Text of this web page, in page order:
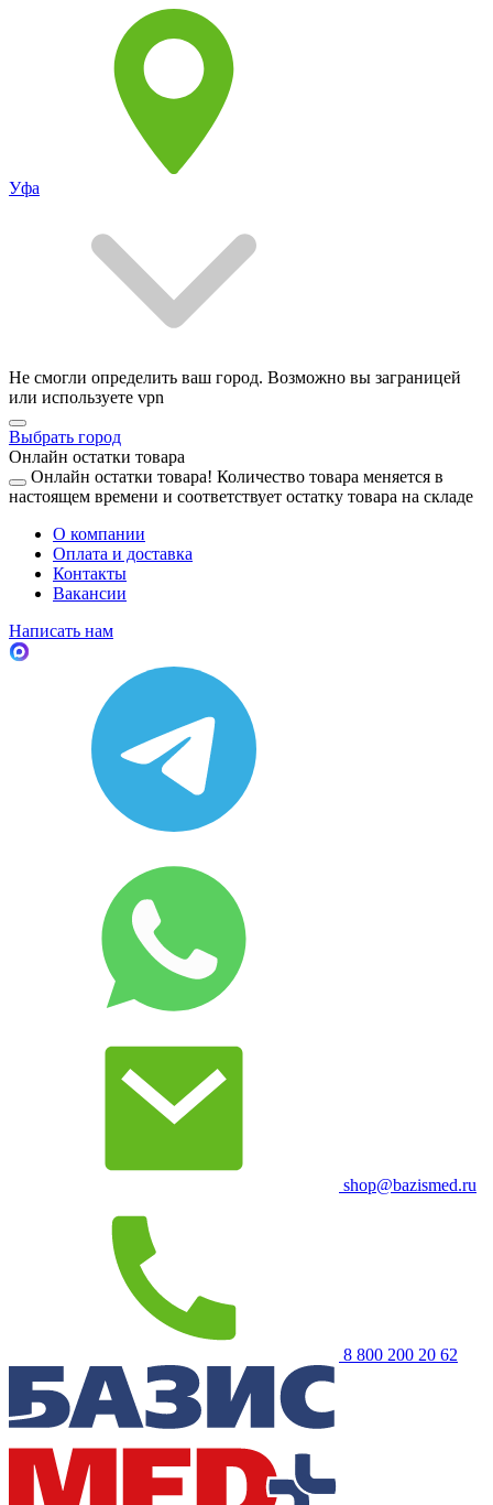
Уфа
Не смогли определить ваш город. Возможно вы заграницей
или используете vpn
Выбрать город
Онлайн остатки товара
Онлайн остатки товара! Количество товара меняется в
настоящем времени и соответствует остатку товара на складе
О компании
Оплата и доставка
Контакты
Вакансии
Написать нам
shop@bazismed.ru
8 800 200 20 62